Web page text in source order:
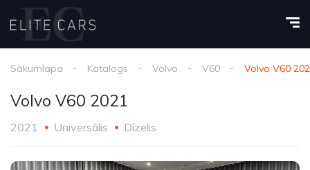
Sākumlapa Katalogs Volvo V60 Volvo V60
Volvo V60 2021
2021 Universālis Dīzelis